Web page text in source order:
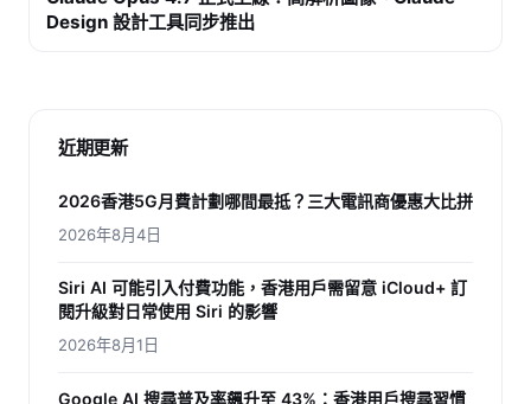
Design 設計工具同步推出
近期更新
2026香港5G月費計劃哪間最抵？三大電訊商優惠大比拼
2026年8月4日
Siri AI 可能引入付費功能，香港用戶需留意 iCloud+ 訂
閱升級對日常使用 Siri 的影響
2026年8月1日
Google AI 搜尋普及率飆升至 43%：香港用戶搜尋習慣